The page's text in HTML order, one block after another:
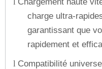
charge ultra-
garantissant que
rapidement et
l Compatibilité